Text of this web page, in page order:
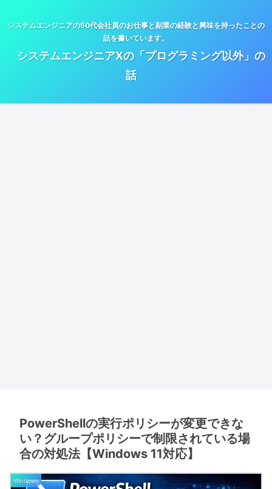
システムエンジニアの50代会社員のお仕事と副業の経験と興味を持ったことの
話を書いています。
システムエンジニアXの「プログラミング以外」の
話
PowerShellの実行ポリシーが変更できな
い？グループポリシーで制限されている場
合の対処法【Windows 11対応】
Windows